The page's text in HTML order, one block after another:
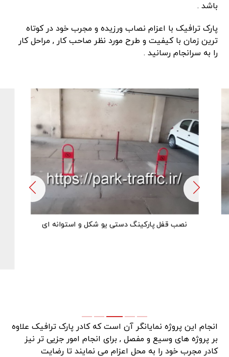
باشد .
پارک ترافیک با اعزام نصاب ورزیده و مجرب خود در کوتاه
ترین زمان با کیفیت و طرح مورد نظر صاحب کار , مراحل کار
را به سرانجام رسانید .
نصب قفل پارکینگ دستی یو شکل و استوانه ای
انجام این پروژه نمایانگر آن است که کادر پارک ترافیک علاوه
بر پروژه های وسیع و مفصل , برای انجام امور جزیی تر نیز
کادر مجرب خود را به محل اعزام می نمایند تا رضایت